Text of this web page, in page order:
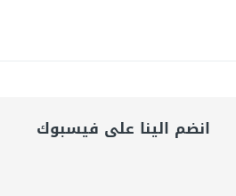
انضم الينا على فيسبوك